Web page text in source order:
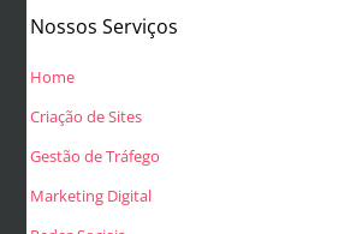
Nossos Serviços
Home
Criação de Sites
Gestão de Tráfego
Marketing Digital